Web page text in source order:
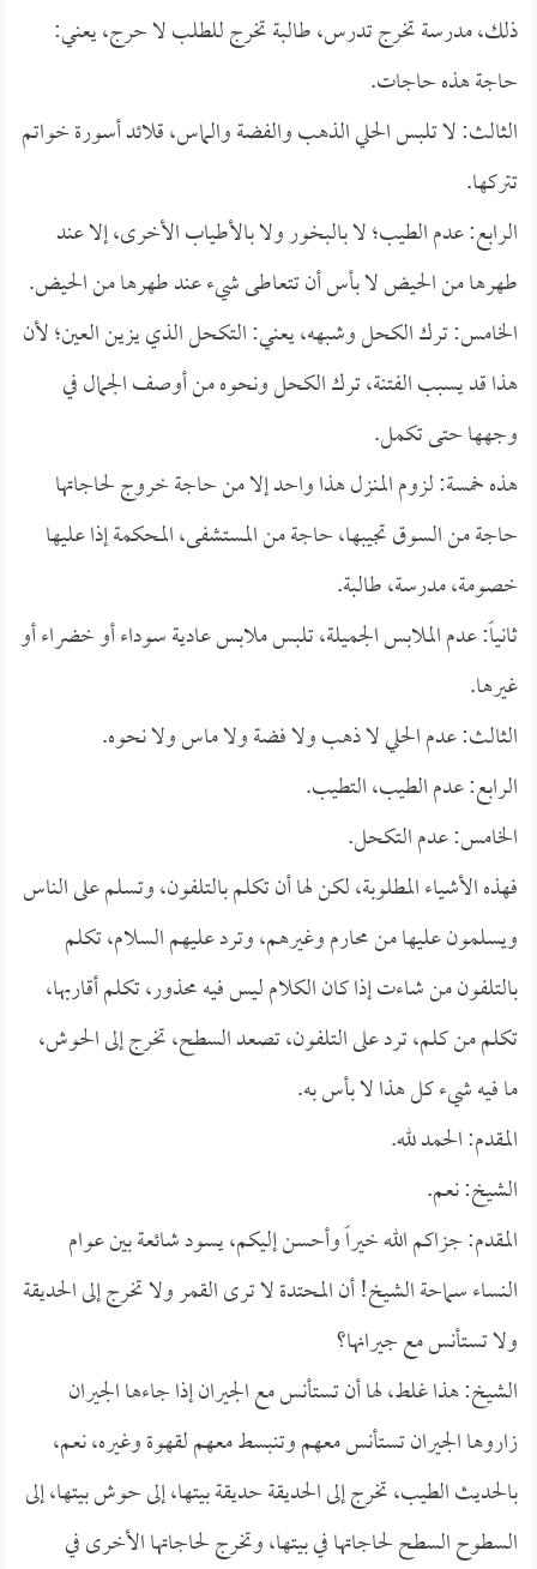
ذلك، مدرسة تخرج تدرس، طالبة تخرج للطلب لا حرج، يعني:
حاجة هذه حاجات.
الثالث: لا تلبس الحلي الذهب والفضة والماس، قلائد أسورة خواتم
تتركها.
الرابع: عدم الطيب؛ لا بالبخور ولا بالأطياب الأخرى، إلا عند
طهرها من الحيض لا بأس أن تتعاطى شيء عند طهرها من الحيض.
الخامس: ترك الكحل وشبهه، يعني: التكحل الذي يزين العين؛ لأن
هذا قد يسبب الفتنة، ترك الكحل ونحوه من أوصف الجمال في
وجهها حتى تكمل.
هذه خمسة: لزوم المنزل هذا واحد إلا من حاجة خروج لحاجاتها
حاجة من السوق تجيبها، حاجة من المستشفى، المحكمة إذا عليها
خصومة، مدرسة، طالبة.
ثانياً: عدم الملابس الجميلة، تلبس ملابس عادية سوداء أو خضراء أو
غيرها.
الثالث: عدم الحلي لا ذهب ولا فضة ولا ماس ولا نحوه.
الرابع: عدم الطيب، التطيب.
الخامس: عدم التكحل.
فهذه الأشياء المطلوبة، لكن لها أن تكلم بالتلفون، وتسلم على الناس
ويسلمون عليها من محارم وغيرهم، وترد عليهم السلام، تكلم
بالتلفون من شاءت إذا كان الكلام ليس فيه محذور، تكلم أقاربها،
تكلم من كلم، ترد على التلفون، تصعد السطح، تخرج إلى الحوش،
ما فيه شيء كل هذا لا بأس به.
المقدم: الحمد لله.
الشيخ: نعم.
المقدم: جزاكم الله خيراً وأحسن إليكم، يسود شائعة بين عوام
النساء سماحة الشيخ! أن المحتدة لا ترى القمر ولا تخرج إلى الحديقة
ولا تستأنس مع جيرانها؟
الشيخ: هذا غلط، لها أن تستأنس مع الجيران إذا جاءها الجيران
زاروها الجيران تستأنس معهم وتنبسط معهم لقهوة وغيره، نعم،
بالحديث الطيب، تخرج إلى الحديقة حديقة بيتها، إلى حوش بيتها، إلى
السطوح السطح لحاجاتها في بيتها، وتخرج لحاجاتها الأخرى في